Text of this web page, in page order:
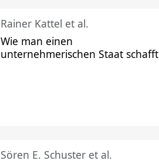
Rainer Kattel et al.
Wie man einen
unternehmerischen Staat schafft
Sören E. Schuster et al.